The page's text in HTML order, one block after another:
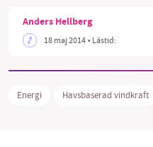
MILJÖFAKTA
Anders Hellberg
18 maj 2014• Lästid:
Energi Havsbaserad vindkraft
SMB kämpar för en
starten 2010 har
nyhetsbevakning
utveckla vårt arbete